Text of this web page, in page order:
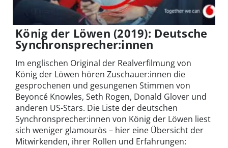
König der Löwen (2019): Deutsche
Synchronsprecher:innen
Im englischen Original der Realverfilmung von
König der Löwen hören Zuschauer:innen die
gesprochenen und gesungenen Stimmen von
Beyoncé Knowles, Seth Rogen, Donald Glover und
anderen US-Stars. Die Liste der deutschen
Synchronsprecher:innen von König der Löwen liest
sich weniger glamourös – hier eine Übersicht der
Mitwirkenden, ihrer Rollen und Erfahrungen: